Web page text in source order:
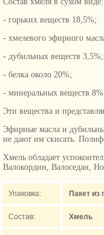
- горьких веществ 18,5%;
- хмелевого эфирного
- дубильных веществ 3,5%;
- белка около 20%;
- минеральных веществ
Эти вещества и
Эфирные масла и
не дают им скисать.
Хмель обладает
Валокордин, Валоседан,
Упаковка: Пакет из
Состав: Хмель